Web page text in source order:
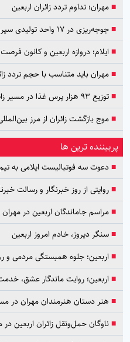
■مهران؛ تداوم تردد زائران اربعین
■جوجه‌ریزی در ۱۷ واحد تولیدی سیروان انجام شد
■ ایلام؛ دروازه اربعین و کانون
■مهران باید متناسب با حجم تردد
■توزیع ۹۳ هزار پرس غذا در مسیر زائران اربعین
■موج بازگشت زائران از مرز
پربیننده ترین ها
■دعوت سه فوتبالیست ایلامی به
■روایتی از روز خبرنگار و رسالت
■مراسم جاماندگان اربعین در مهران
■سنگر دیروز، خادم امروز اربعین
■ اربعین؛ جلوه همبستگی مردمی و
■ اربعین؛ روایت ماندگار عشق،
■ هنر دستان هنرمندان مهران در
■ناوگان حمل‌ونقل زائران اربعین